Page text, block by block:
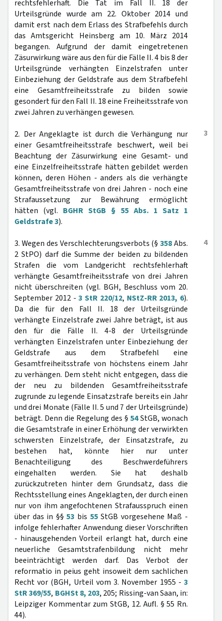
rechtsfehlerhaft. Die Tat im Fall II. 18 der
Urteilsgründe wurde am 22. Oktober 2014 und
damit erst nach dem Erlass des Strafbefehls durch
das Amtsgericht Heinsberg am 10. März 2014
begangen. Aufgrund der damit eingetretenen
Zäsurwirkung wäre aus den für die Fälle II. 4 bis 8 der
Urteilsgründe verhängten Einzelstrafen unter
Einbeziehung der Geldstrafe aus dem Strafbefehl
eine Gesamtfreiheitsstrafe zu bilden sowie
gesondert für den Fall II. 18 eine Freiheitsstrafe von
zwei Jahren zu verhängen gewesen.
3
2. Der Angeklagte ist durch die Verhängung nur
einer Gesamtfreiheitsstrafe beschwert, weil bei
Beachtung der Zäsurwirkung eine Gesamt- und
eine Einzelfreiheitsstrafe hätten gebildet werden
können, deren Höhen - anders als die verhängte
Gesamtfreiheitsstrafe von drei Jahren - noch eine
Strafaussetzung zur Bewährung ermöglicht
hätten (vgl. BGHR StGB § 55 Abs. 1 Satz 1
Geldstrafe 3).
4
3. Wegen des Verschlechterungsverbots (§358Abs.
2 StPO) darf die Summe der beiden zu bildenden
Strafen die vom Landgericht rechtsfehlerhaft
verhängte Gesamtfreiheitsstrafe von drei Jahren
nicht überschreiten (vgl. BGH, Beschluss vom 20.
September 2012 -3 StR 220/12, NStZ-RR 2013, 6).
Da die für den Fall II. 18 der Urteilsgründe
verhängte Einzelstrafe zwei Jahre beträgt, ist aus
den für die Fälle II. 4-8 der Urteilsgründe
verhängten Einzelstrafen unter Einbeziehung der
Geldstrafe aus dem Strafbefehl eine
Gesamtfreiheitsstrafe von höchstens einem Jahr
zu verhängen. Dem steht nicht entgegen, dass die
der neu zu bildenden Gesamtfreiheitsstrafe
zugrunde zu legende Einsatzstrafe bereits ein Jahr
und drei Monate (Fälle II. 5 und 7 der Urteilsgründe)
beträgt. Denn die Regelung des § 54StGB, wonach
die Gesamtstrafe in einer Erhöhung der verwirkten
schwersten Einzelstrafe, der Einsatzstrafe, zu
bestehen hat, könnte hier nur unter
Benachteiligung des Beschwerdeführers
eingehalten werden. Sie hat deshalb
zurückzutreten hinter dem Grundsatz, dass die
Rechtsstellung eines Angeklagten, der durch einen
nur von ihm angefochtenen Strafausspruch einen
über das in §§53 bis 55StGB vorgesehene Maß -
infolge fehlerhafter Anwendung dieser Vorschriften
- hinausgehenden Vorteil erlangt hat, durch eine
neuerliche Gesamtstrafenbildung nicht mehr
beeinträchtigt werden darf. Das Verbot der
reformatio in peius geht insoweit dem sachlichen
Recht vor (BGH, Urteil vom 3. November 1955 - 3
StR 369/55, BGHSt 8, 203, 205; Rissing-van Saan, in:
Leipziger Kommentar zum StGB, 12. Aufl. § 55 Rn.
44).